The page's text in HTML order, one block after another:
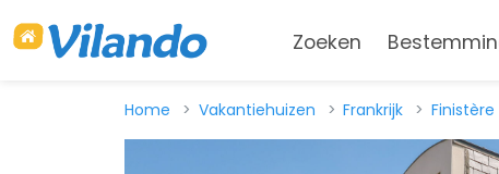
Zoeken
Home Vakantiehuizen Frankrijk Finistère